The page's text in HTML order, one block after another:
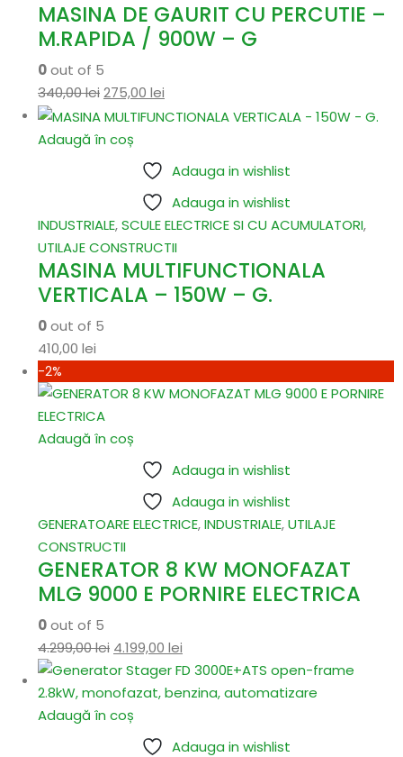
MASINA DE GAURIT CU PERCUTIE –
M.RAPIDA / 900W – G
0out of 5
340,00lei275,00 lei
Adaugă în coș
Adauga in wishlist
Adauga in wishlist
INDUSTRIALE,SCULE ELECTRICE SI CU ACUMULATORI,
UTILAJE CONSTRUCTII
MASINA MULTIFUNCTIONALA
VERTICALA – 150W – G.
0out of 5
410,00 lei
-2%
Adaugă în coș
Adauga in wishlist
Adauga in wishlist
GENERATOARE ELECTRICE,INDUSTRIALE,UTILAJE
CONSTRUCTII
GENERATOR 8 KW MONOFAZAT
MLG 9000 E PORNIRE ELECTRICA
0out of 5
4.299,00lei 4.199,00 lei
Adaugă în coș
Adauga in wishlist